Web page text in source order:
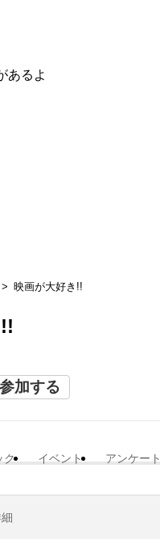
あるよ
映画が大好き!!
加する
ク イベント アンケート